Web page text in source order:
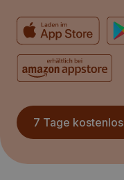
7 Tage kostenlos